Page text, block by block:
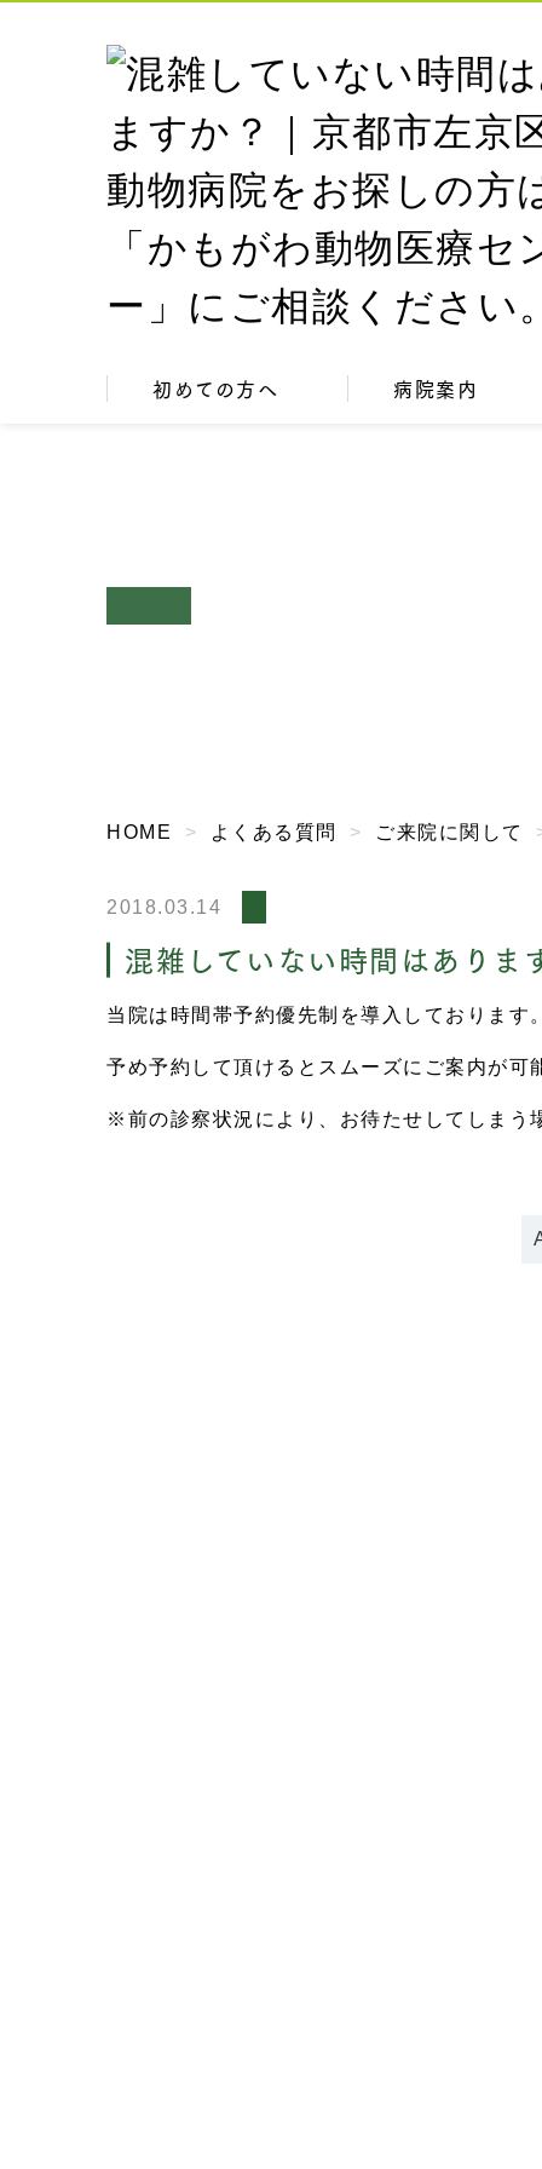
初めての方へ 病院案内
HOME よくある質問 ご来院に関して
2018.03.14
混雑していない時間はありま
当院は時間帯予約優先制を導入しております
予め予約して頂けるとスムーズにご案内が可
※前の診察状況により、お待たせしてしまう